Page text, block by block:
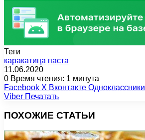
Теги
каракатица паста
11.06.2020
0 Время чтения: 1 минута
Facebook X Вконтакте Одноклассники
Viber Печатать
ПОХОЖИЕ СТАТЬИ